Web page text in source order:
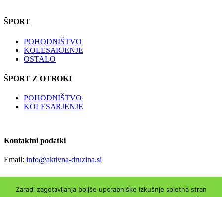
ŠPORT
POHODNIŠTVO
KOLESARJENJE
OSTALO
ŠPORT Z OTROKI
POHODNIŠTVO
KOLESARJENJE
Kontaktni podatki
Email: info@aktivna-druzina.si
Copyright © Aktivna-druzina.si | Vse pravice pridržane|Piškotki
Zaradi zagotavljanja boljše uporabniške izkušnje spletna stran